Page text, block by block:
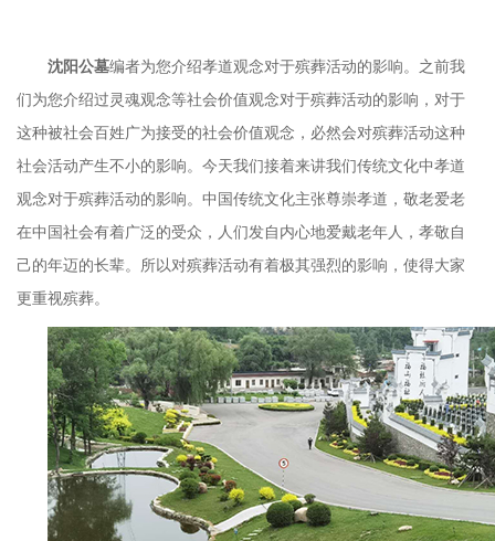
沈阳公墓编者为您介绍孝道观念对于殡葬活动的影响。之前我
们为您介绍过灵魂观念等社会价值观念对于殡葬活动的影响，对于
这种被社会百姓广为接受的社会价值观念，必然会对殡葬活动这种
社会活动产生不小的影响。今天我们接着来讲我们传统文化中孝道
观念对于殡葬活动的影响。中国传统文化主张尊崇孝道，敬老爱老
在中国社会有着广泛的受众，人们发自内心地爱戴老年人，孝敬自
己的年迈的长辈。所以对殡葬活动有着极其强烈的影响，使得大家
更重视殡葬。